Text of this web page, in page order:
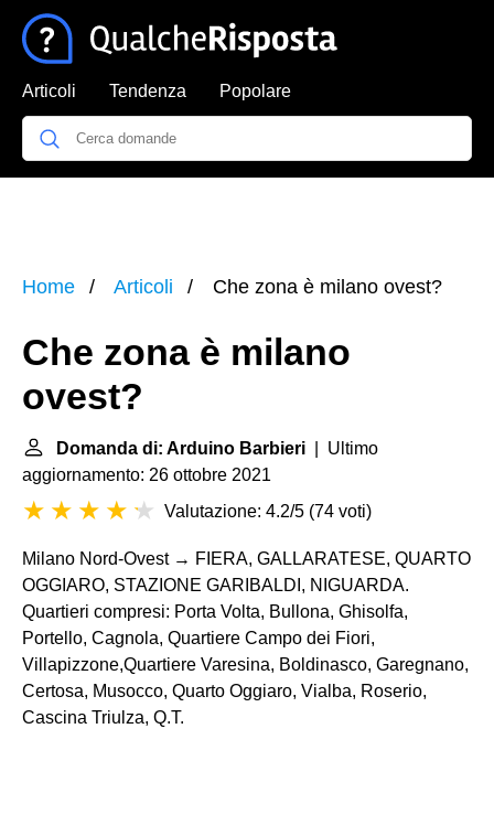
Articoli Tendenza Popolare
Home Articoli Che zona è milano ovest?
Che zona è milano
ovest?
Domanda di: Arduino Barbieri | Ultimo
aggiornamento: 26 ottobre 2021
Valutazione: 4.2/5 (74 voti)
Milano Nord-Ovest → FIERA, GALLARATESE, QUARTO
OGGIARO, STAZIONE GARIBALDI, NIGUARDA.
Quartieri compresi: Porta Volta, Bullona, Ghisolfa,
Portello, Cagnola, Quartiere Campo dei Fiori,
Villapizzone,Quartiere Varesina, Boldinasco, Garegnano,
Certosa, Musocco, Quarto Oggiaro, Vialba, Roserio,
Cascina Triulza, Q.T.